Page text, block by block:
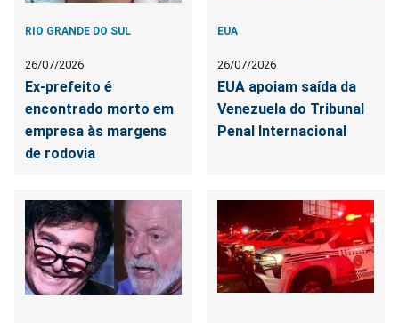
RIO GRANDE DO SUL
26/07/2026
Ex-prefeito é
encontrado morto em
empresa às margens
de rodovia
EUA
26/07/2026
EUA apoiam saída da
Venezuela do Tribunal
Penal Internacional